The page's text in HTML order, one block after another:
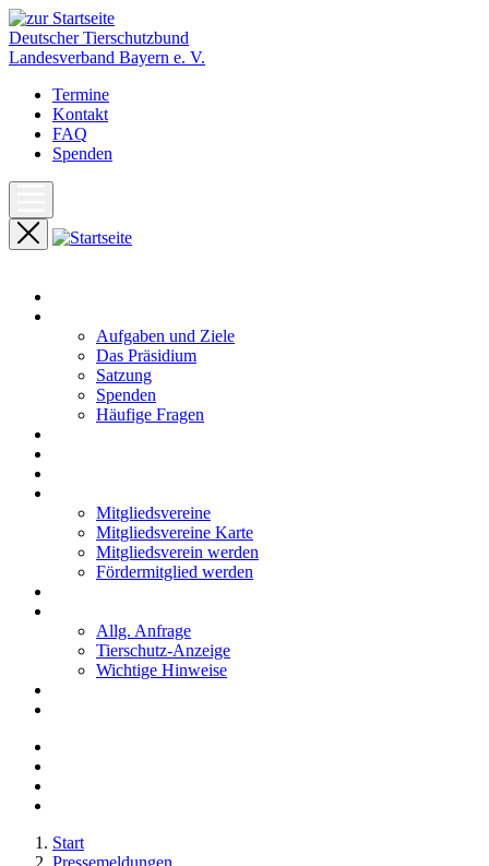
Deutscher Tierschutzbund
Landesverband Bayern e. V.
Termine
Kontakt
FAQ
Spenden
Aufgaben und Ziele
Das Präsidium
Satzung
Spenden
Häufige Fragen
Mitgliedsvereine
Mitgliedsvereine Karte
Mitgliedsverein werden
Fördermitglied werden
Allg. Anfrage
Tierschutz-Anzeige
Wichtige Hinweise
Start
Pressemeldungen